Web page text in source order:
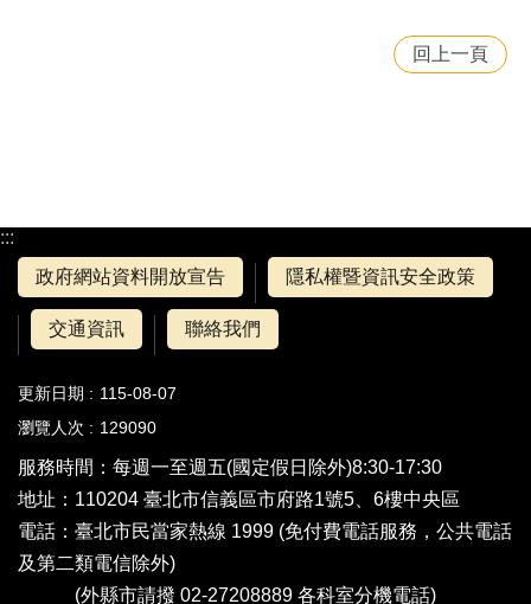
回上一頁
:::
政府網站資料開放宣告
隱私權暨資訊安全政策
交通資訊 聯絡我們
更新日期
115-08-07
瀏覽人次
129090
服務時間：每週一至週五(國定假日除外)8:30-17:30
地址：110204 臺北市信義區市府路1號5、6樓中央區
電話： 臺北市民當家熱線 1999 (免付費電話服務，公共電話
及第二類電信除外)
(外縣市請撥 02-27208889 各科室分機電話)